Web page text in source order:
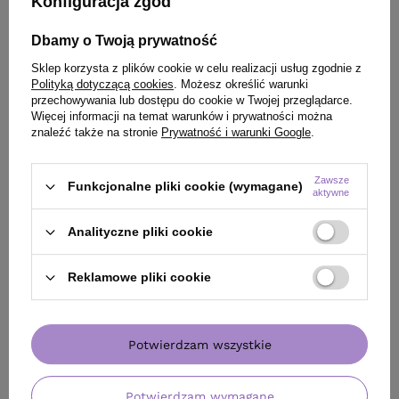
OFERTA DARMOWA DOSTAWA
Prostownica N°101 Premium Fale Loki
Koki
340,00 zł
340
OFERTA
Szampon
Beautifying do
/
punktów
Dbamy o Twoją prywatność
Sklep korzysta z plików cookie w celu realizacji usług zgodnie z
Polityką dotyczącą cookies. Możesz określić warunki
przechowywania lub dostępu do cookie w Twojej przeglądarce.
Więcej informacji na temat warunków i prywatności można
znaleźć także na stronie Prywatność i warunki Google.
Funkcjonalne pliki cookie (wymagane)
Zawsze
aktywne
Analityczne pliki cookie
Reklamowe pliki cookie
Potwierdzam wymagane
Potwierdzam wszystkie